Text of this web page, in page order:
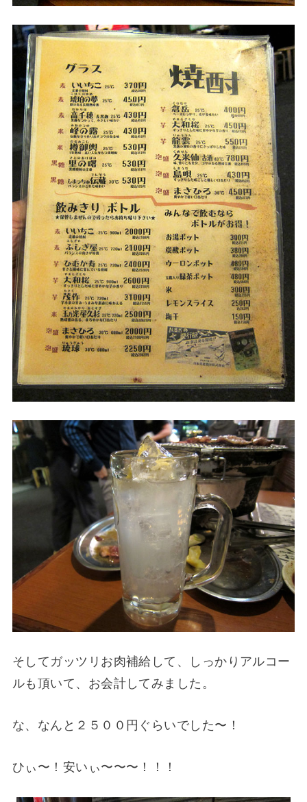
そしてガッツリお肉補給して、しっかりアルコー
ルも頂いて、お会計してみました。
な、なんと２５００円ぐらいでした〜！
ひぃ〜！安いぃ〜〜〜！！！